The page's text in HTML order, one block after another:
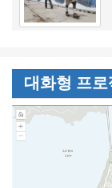
대화형 프